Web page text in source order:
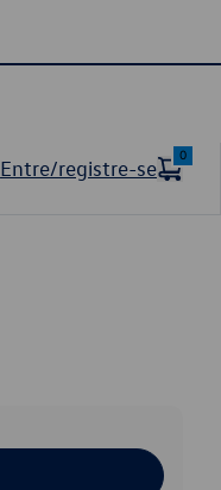
Entre/registre-se
0